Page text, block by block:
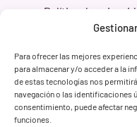
Para ofrecer las mejores
para almacenar y/o acceder a la
de estas tecnologías nos
navegación o las identificaciones
consentimiento, puede afectar
funciones.
Política de